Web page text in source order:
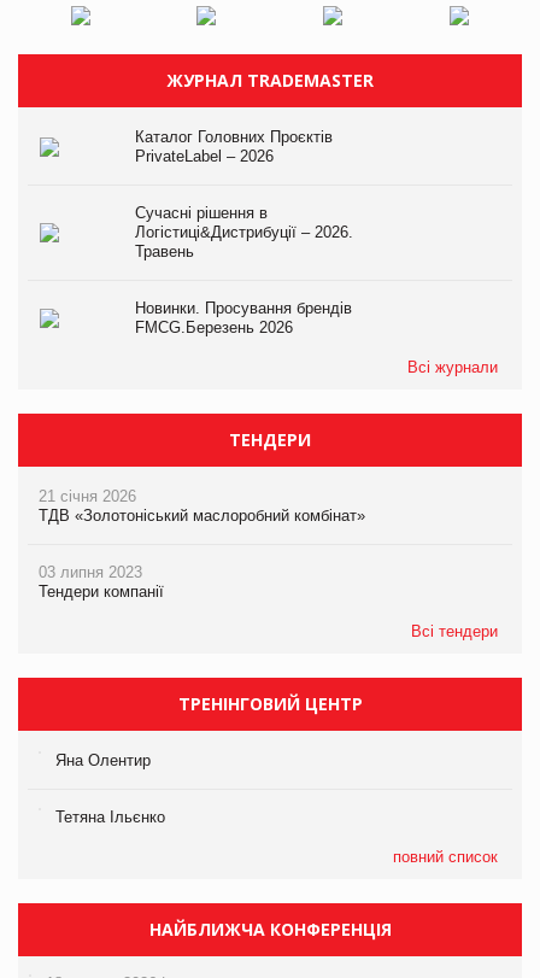
ЖУРНАЛ TRADEMASTER
Каталог Головних Проєктів
PrivateLabel – 2026
Сучасні рішення в
Логістиці&Дистрибуції – 2026.
Травень
Новинки. Просування брендів
FMCG.Березень 2026
Всі журнали
ТЕНДЕРИ
21 січня 2026
ТДВ «Золотоніський маслоробний комбінат»
03 липня 2023
Тендери компанії
Всі тендери
ТРЕНІНГОВИЙ ЦЕНТР
Яна Олентир
Тетяна Ільєнко
повний список
НАЙБЛИЖЧА КОНФЕРЕНЦІЯ